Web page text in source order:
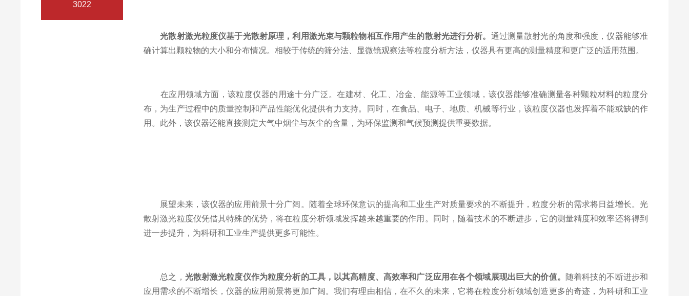
光散射激光粒度仪基于光散射原理，利用激光束与颗粒物相互作用产生的散射光进行分析。 通过测量散射光的角度和强度，仪器能够准
确计算出颗粒物的大小和分布情况。相较于传统的筛分法、显微镜观察法等粒度分析方法，仪器具有更高的测量精度和更广泛的适用范围。
在应用领域方面，该粒度仪器的用途十分广泛。在建材、化工、冶金、能源等工业领域，该仪器能够准确测量各种颗粒材料的粒度分
布，为生产过程中的质量控制和产品性能优化提供有力支持。同时，在食品、电子、地质、机械等行业，该粒度仪器也发挥着不能或缺的作
用。此外，该仪器还能直接测定大气中烟尘与灰尘的含量，为环保监测和气候预测提供重要数据。
展望未来，该仪器的应用前景十分广阔。随着全球环保意识的提高和工业生产对质量要求的不断提升，粒度分析的需求将日益增长。光
散射激光粒度仪凭借其特殊的优势，将在粒度分析领域发挥越来越重要的作用。同时，随着技术的不断进步，它的测量精度和效率还将得到
进一步提升，为科研和工业生产提供更多可能性。
总之， 光散射激光粒度仪作为粒度分析的工具，以其高精度、高效率和广泛应用在各个领域展现出巨大的价值。
随着科技的不断进步和
应用需求的不断增长，仪器的应用前景将更加广阔。我们有理由相信，在不久的未来，它将在粒度分析领域创造更多的奇迹，为科研和工业
3022